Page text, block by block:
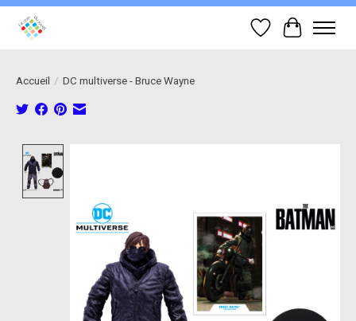
Liste dePanier
Accueil / DC multiverse - Bruce Wayne